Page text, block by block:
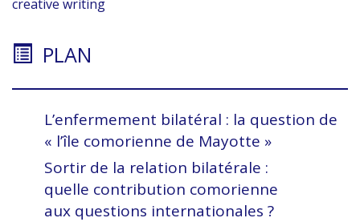
creative writing
PLAN
L’enfermement bilatéral : la question de
« l’île comorienne de Mayotte »
Sortir de la relation bilatérale :
quelle contribution comorienne
aux questions internationales ?